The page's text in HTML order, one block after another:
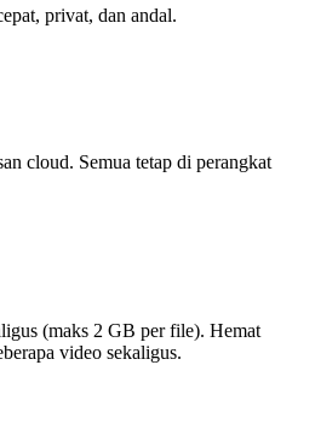
privat, dan andal.
cloud. Semua tetap di perangkat
(maks 2 GB per file). Hemat
video sekaligus.